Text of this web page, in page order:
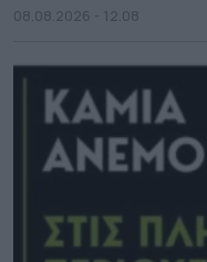
08.08.2026 - 12.08